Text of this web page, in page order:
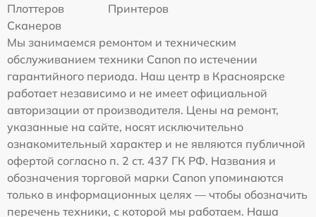
Плоттеров
Принтеров
Сканеров
Мы занимаемся ремонтом и техническим
обслуживанием техники Canon по истечении
гарантийного периода. Наш центр в Красноярске
работает независимо и не имеет официальной
авторизации от производителя. Цены на ремонт,
указанные на сайте, носят исключительно
ознакомительный характер и не являются публичной
офертой согласно п. 2 ст. 437 ГК РФ. Названия и
обозначения торговой марки Canon упоминаются
только в информационных целях — чтобы обозначить
перечень техники, с которой мы работаем. Наша